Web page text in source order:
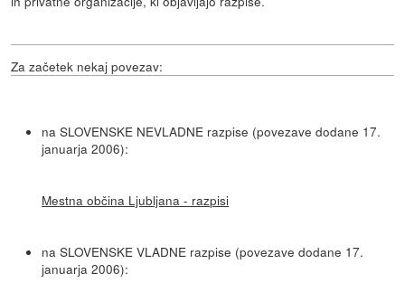
Za začetek nekaj povezav:
na SLOVENSKE NEVLADNE razpise (povezave dodane 17.
januarja 2006):
Mestna občina Ljubljana - razpisi
na SLOVENSKE VLADNE razpise (povezave dodane 17.
januarja 2006):